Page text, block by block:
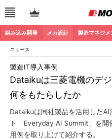
組み込み開発 メカ設計 製造マネジメ
ニュース
Dataikuは三菱電機のデ
何をもたらしたか
製造IT導入事例
Dataikuは同社製品を活用した
ト「Everyday AI Summit」を
用例を取り上げて紹介する。